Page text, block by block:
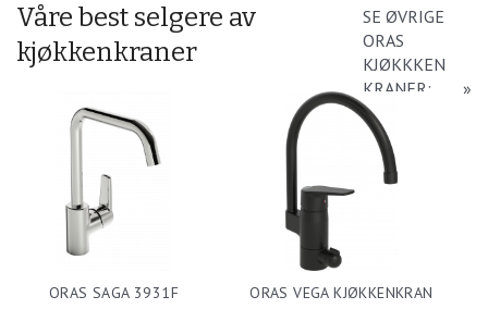
Våre best selgere av
kjøkkenkraner
SE ØVRIGE
ORAS
KJØKKKEN
KRANER:
ORAS SAGA 3931F
ORAS VEGA KJØKKENKRAN